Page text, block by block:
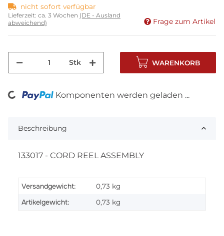
nicht sofort verfügbar
Lieferzeit: ca. 3 Wochen (DE - Ausland
abweichend)
Frage zum Artikel
Stk WARENKORB
Loading... Komponenten werden geladen ...
Beschreibung
133017 - CORD REEL ASSEMBLY
Versandgewicht: 0,73 kg
Artikelgewicht: 0,73 kg